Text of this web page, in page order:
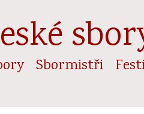
Sbormistři